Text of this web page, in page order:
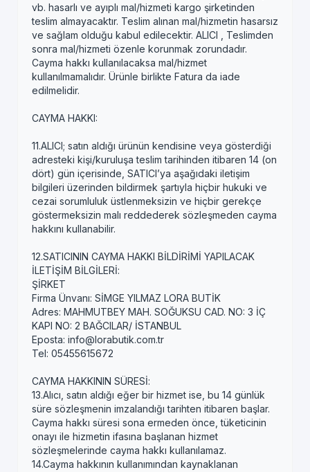
vb. hasarlı ve ayıplı mal/hizmeti kargo şirketinden
teslim almayacaktır. Teslim alınan mal/hizmetin hasarsız
ve sağlam olduğu kabul edilecektir. ALICI , Teslimden
sonra mal/hizmeti özenle korunmak zorundadır.
Cayma hakkı kullanılacaksa mal/hizmet
kullanılmamalıdır. Ürünle birlikte Fatura da iade
edilmelidir.
CAYMA HAKKI:
11.ALICI; satın aldığı ürünün kendisine veya gösterdiği
adresteki kişi/kuruluşa teslim tarihinden itibaren 14 (on
dört) gün içerisinde, SATICI’ya aşağıdaki iletişim
bilgileri üzerinden bildirmek şartıyla hiçbir hukuki ve
cezai sorumluluk üstlenmeksizin ve hiçbir gerekçe
göstermeksizin malı reddederek sözleşmeden cayma
hakkını kullanabilir.
12.SATICININ CAYMA HAKKI BİLDİRİMİ YAPILACAK
İLETİŞİM BİLGİLERİ:
ŞİRKET
Firma Ünvanı: SİMGE YILMAZ LORA BUTİK
Adres: MAHMUTBEY MAH. SOĞUKSU CAD. NO: 3 İÇ
KAPI NO: 2 BAĞCILAR/ İSTANBUL
Eposta: info@lorabutik.com.tr
Tel: 05455615672
CAYMA HAKKININ SÜRESİ:
13.Alıcı, satın aldığı eğer bir hizmet ise, bu 14 günlük
süre sözleşmenin imzalandığı tarihten itibaren başlar.
Cayma hakkı süresi sona ermeden önce, tüketicinin
onayı ile hizmetin ifasına başlanan hizmet
sözleşmelerinde cayma hakkı kullanılamaz.
14.Cayma hakkının kullanımından kaynaklanan